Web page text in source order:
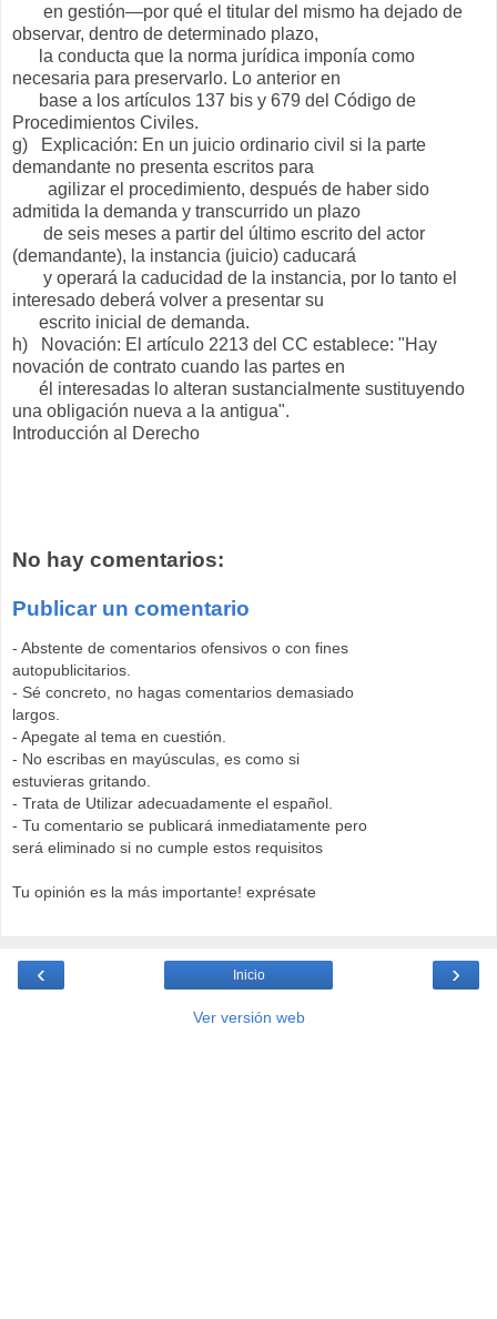
en gestión—por qué el titular del mismo ha dejado de
observar, dentro de determinado plazo,
la conducta que la norma jurídica imponía como
necesaria para preservarlo. Lo anterior en
base a los artículos 137 bis y 679 del Código de
Procedimientos Civiles.
g) Explicación: En un juicio ordinario civil si la parte
demandante no presenta escritos para
agilizar el procedimiento, después de haber sido
admitida la demanda y transcurrido un plazo
de seis meses a partir del último escrito del actor
(demandante), la instancia (juicio) caducará
y operará la caducidad de la instancia, por lo tanto el
interesado deberá volver a presentar su
escrito inicial de demanda.
h) Novación: El artículo 2213 del CC establece: "Hay
novación de contrato cuando las partes en
él interesadas lo alteran sustancialmente sustituyendo
una obligación nueva a la antigua".
Introducción al Derecho
No hay comentarios:
Publicar un comentario
- Abstente de comentarios ofensivos o con fines
autopublicitarios.
- Sé concreto, no hagas comentarios demasiado
largos.
- Apegate al tema en cuestión.
- No escribas en mayúsculas, es como si
estuvieras gritando.
- Trata de Utilizar adecuadamente el español.
- Tu comentario se publicará inmediatamente pero
será eliminado si no cumple estos requisitos
Tu opinión es la más importante! exprésate
‹ ›
Inicio
Ver versión web